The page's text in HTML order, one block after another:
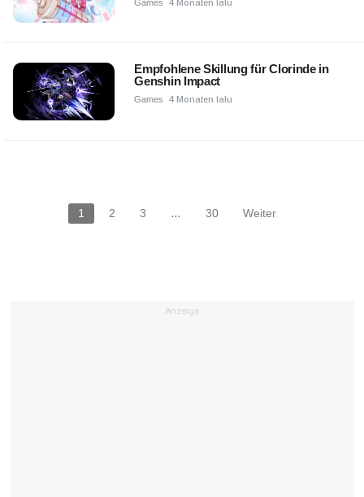
Games 4 Monaten lalu
Empfohlene Skillung für Clorinde in
Genshin Impact
Games 4 Monaten lalu
1 2 3 … 30 Weiter
Anzeige